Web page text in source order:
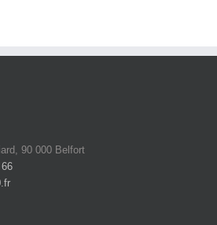
90 000 Belfort